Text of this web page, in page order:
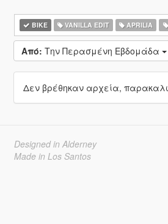
BIKE VANILLA EDIT APRILIA
Από: Την Περασμένη Εβδομάδα
Δεν βρέθηκαν αρχεία,
Designed in Alderney
Made in Los Santos